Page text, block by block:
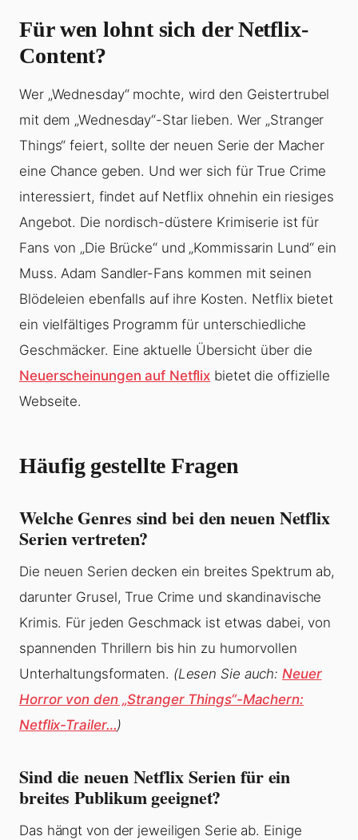
Für wen lohnt sich der Netflix-
Content?
Wer „Wednesday“ mochte, wird den Geistertrubel
mit dem „Wednesday“-Star lieben. Wer „Stranger
Things“ feiert, sollte der neuen Serie der Macher
eine Chance geben. Und wer sich für True Crime
interessiert, findet auf Netflix ohnehin ein riesiges
Angebot. Die nordisch-düstere Krimiserie ist für
Fans von „Die Brücke“ und „Kommissarin Lund“ ein
Muss. Adam Sandler-Fans kommen mit seinen
Blödeleien ebenfalls auf ihre Kosten. Netflix bietet
ein vielfältiges Programm für unterschiedliche
Geschmäcker. Eine aktuelle Übersicht über die
Neuerscheinungen auf Netflix bietet die offizielle
Webseite.
Häufig gestellte Fragen
Welche Genres sind bei den neuen Netflix
Serien vertreten?
Die neuen Serien decken ein breites Spektrum ab,
darunter Grusel, True Crime und skandinavische
Krimis. Für jeden Geschmack ist etwas dabei, von
spannenden Thrillern bis hin zu humorvollen
Unterhaltungsformaten. (Lesen Sie auch:Neuer
Horror von den „Stranger Things“-Machern:
Netflix-Trailer…)
Sind die neuen Netflix Serien für ein
breites Publikum geeignet?
Das hängt von der jeweiligen Serie ab. Einige